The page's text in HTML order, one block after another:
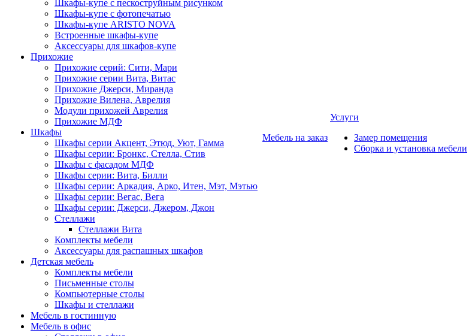
Шкафы-купе с пескоструйным рисунком
Шкафы-купе с фотопечатью
Шкафы-купе ARISTO NOVA
Встроенные шкафы-купе
Аксессуары для шкафов-купе
Прихожие
Прихожие серий: Сити, Мари
Прихожие серии Вита, Витас
Прихожие Джерси, Миранда
Прихожие Вилена, Аврелия
Модули прихожей Аврелия
Прихожие МДФ
Шкафы
Шкафы серии Акцент, Этюд, Уют, Гамма
Шкафы серии: Бронкс, Стелла, Стив
Шкафы с фасадом МДФ
Шкафы серии: Вита, Билли
Шкафы серии: Аркадия, Арко, Итен, Мэт, Мэтью
Шкафы серии: Вегас, Вега
Шкафы серии: Джерси, Джером, Джон
Стеллажи
Стеллажи Вита
Комплекты мебели
Аксессуары для распашных шкафов
Детская мебель
Комплекты мебели
Письменные столы
Компьютерные столы
Шкафы и стеллажи
Мебель в гостинную
Мебель в офис
Мебель на заказ
Услуги
Замер помещения
Сборка и установка мебели